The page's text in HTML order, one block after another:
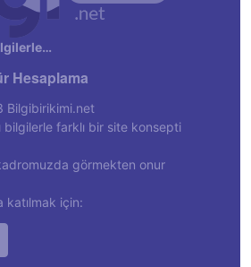
Hesaplama
bilgilerle farklı bir site konsepti
görmekten onur
katılmak için: